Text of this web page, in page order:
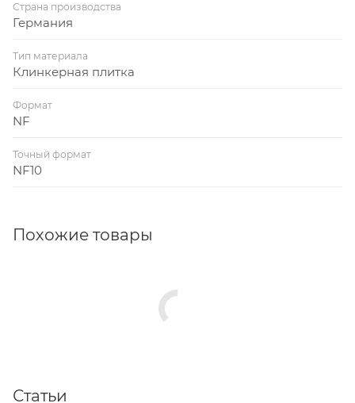
Страна производства
Германия
Тип материала
Клинкерная плитка
Формат
NF
Точный формат
NF10
Похожие товары
Статьи